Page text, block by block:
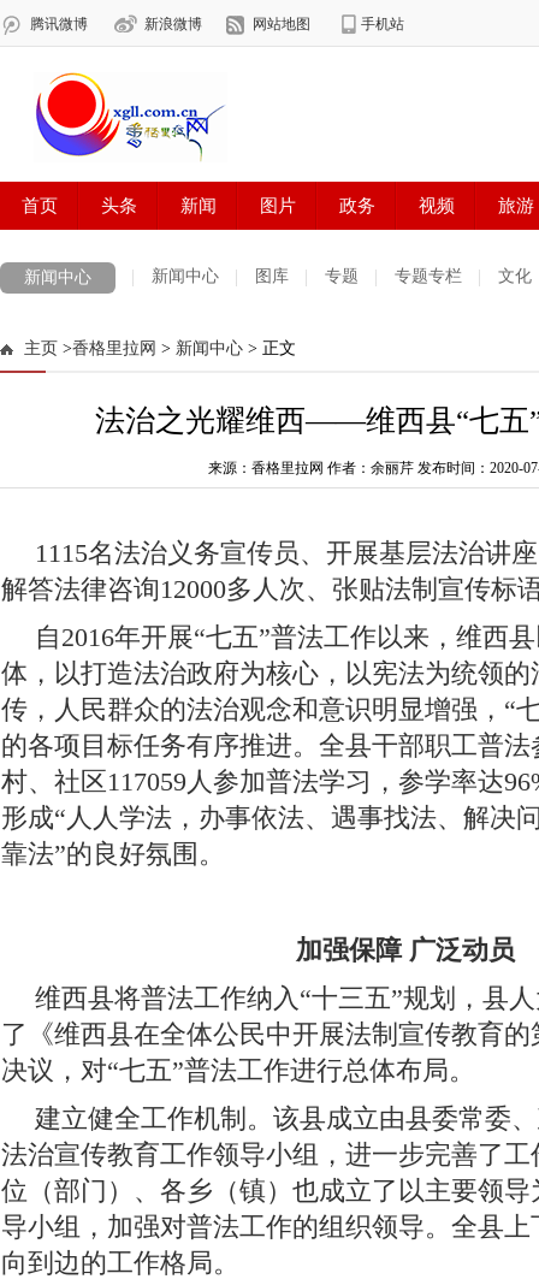
新闻中心 新闻中心 图库 专题 专题专栏 文化
法治迪庆
主页 >香格里拉网 > 新闻中心 > 正文
法治之光耀维西——维西县“七五
来源：香格里拉网 作者：余丽芹 发布时间：2020-
1115名法治义务宣传员、开展基层法治讲
解答法律咨询12000多人次、张贴法制宣传
自2016年开展“七五”普法工作以来，维西
体，以打造法治政府为核心，以宪法为统领
传，人民群众的法治观念和意识明显增强，“
的各项目标任务有序推进。全县干部职工普法
村、社区117059人参加普法学习，参学率达
形成“人人学法，办事依法、遇事找法、解决
靠法”的良好氛围。
加强保障 广泛动员
维西县将普法工作纳入“十三五”规划，县
了《维西县在全体公民中开展法制宣传教育
决议，对“七五”普法工作进行总体布局。
建立健全工作机制。该县成立由县委常委
法治宣传教育工作领导小组，进一步完善了
位（部门）、各乡（镇）也成立了以主要领
导小组，加强对普法工作的组织领导。全县
向到边的工作格局。